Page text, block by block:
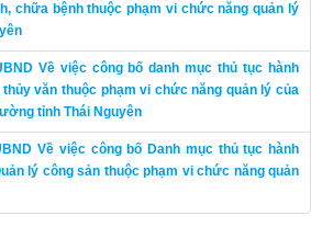
chữa bệnh thuộc phạm vi chức năng quản lý
Về việc công bố danh mục thủ tục hành
văn thuộc phạm vi chức năng quản lý của
tỉnh Thái Nguyên
Về việc công bố Danh mục thủ tục hành
lý công sản thuộc phạm vi chức năng quản